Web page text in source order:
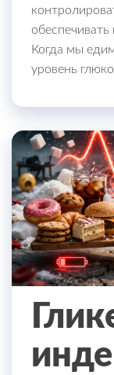
обеспечивать
Когда мы
уровень